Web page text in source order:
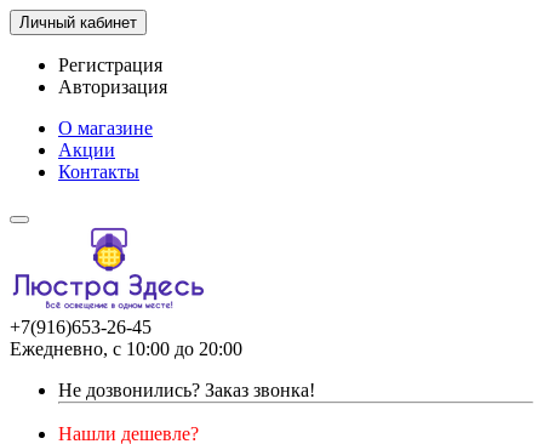
Личный кабинет
Регистрация
Авторизация
О магазине
Акции
Контакты
+7(916)653-26-45
Ежедневно, с 10:00 до 20:00
Не дозвонились? Заказ звонка!
Нашли дешевле?